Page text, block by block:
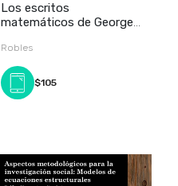
Los escritos
matemáticos de George
Robles
$105